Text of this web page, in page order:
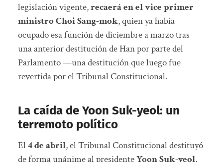
legislación vigente,recaerá en el vice primer
ministro Choi Sang-mok, quien ya había
ocupado esa función de diciembre a marzo tras
una anterior destitución de Han por parte del
Parlamento —una destitución que luego fue
revertida por el Tribunal Constitucional.
La caída de Yoon Suk-yeol: un
terremoto político
El4 de abril, el Tribunal Constitucional destituyó
de forma unánime al presidenteYoon Suk-yeol,